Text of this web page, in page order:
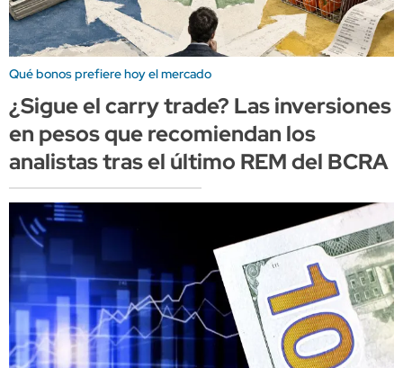
Qué bonos prefiere hoy el mercado
¿Sigue el carry trade? Las inversiones
en pesos que recomiendan los
analistas tras el último REM del BCRA